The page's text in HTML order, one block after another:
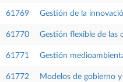
61769 Gestión de la
61770 Gestión flexible de las
61771 Gestión
61772 Modelos de gobierno